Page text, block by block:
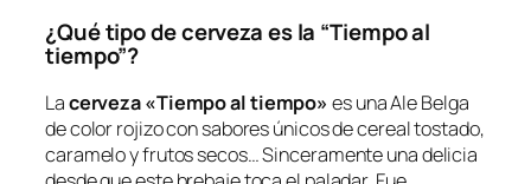
¿Qué tipo de cerveza es la “Tiempo al
tiempo”?
Lacerveza «Tiempo al tiempo»es una Ale Belga
de color rojizo con sabores únicos de cereal tostado,
caramelo y frutos secos… Sinceramente una delicia